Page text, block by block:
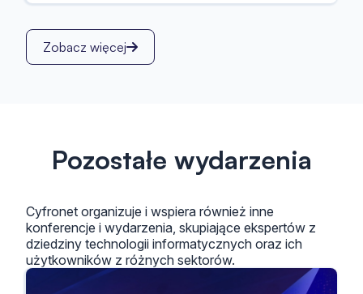
Zobacz więcej
Pozostałe wydarzenia
Cyfronet organizuje i wspiera również inne
konferencje i wydarzenia, skupiające ekspertów z
dziedziny technologii informatycznych oraz ich
użytkowników z różnych sektorów.